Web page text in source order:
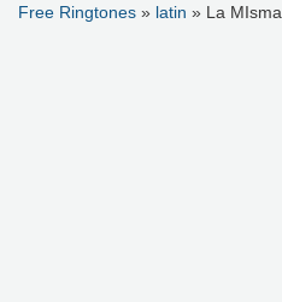
Free Ringtones » latin » La MIsma